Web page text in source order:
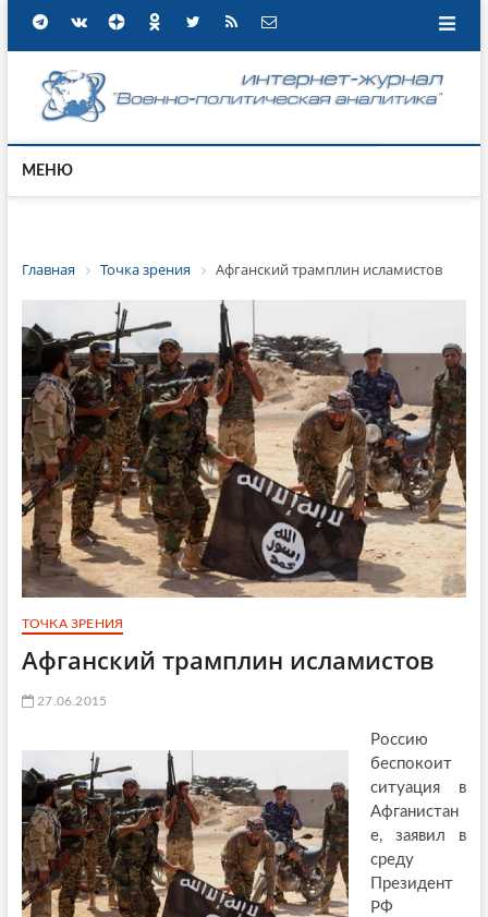
МЕНЮ
Главная Точка зрения Афганский трамплин исламистов
ТОЧКА ЗРЕНИЯ
Афганский трамплин исламистов
27.06.2015
Россию
беспокоит
ситуация в
Афганистан
е, заявил в
среду
Президент
РФ